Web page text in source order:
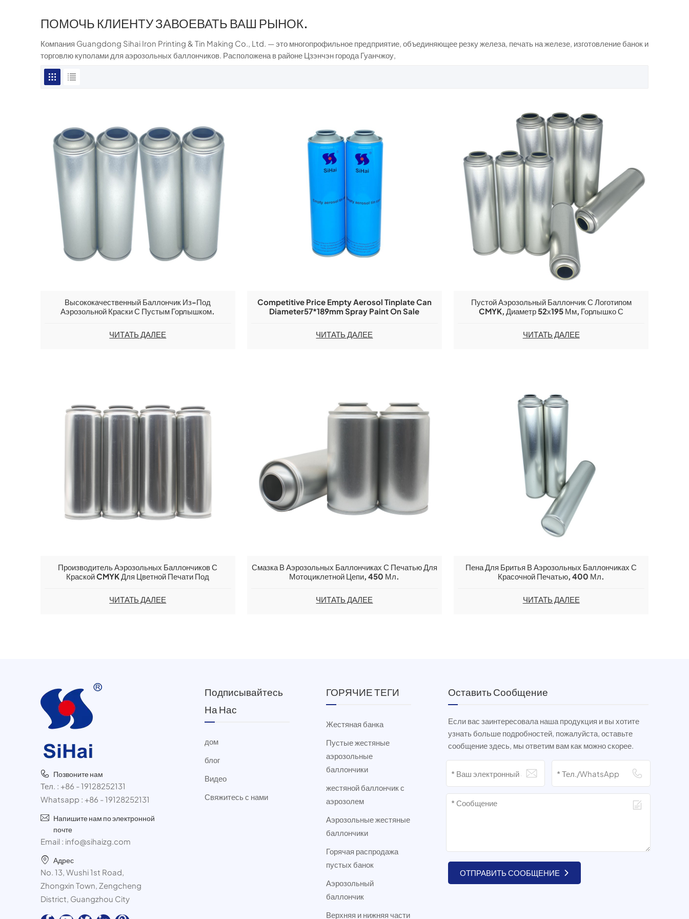
ПОМОЧЬ КЛИЕНТУ ЗАВОЕВАТЬ ВАШ РЫНОК.
Компания Guangdong Sihai Iron Printing & Tin Making Co., Ltd. — это многопрофильное предприятие, объединяющее резку железа, печать на железе, изготовление банок и
торговлю куполами для аэрозольных баллончиков. Расположена в районе Цзэнчэн города Гуанчжоу,
Высококачественный Баллончик Из-Под
Аэрозольной Краски С Пустым Горлышком.
ЧИТАТЬ ДАЛЕЕ
Competitive Price Empty Aerosol Tinplate Can
Diameter57*189mm Spray Paint On Sale
ЧИТАТЬ ДАЛЕЕ
Пустой Аэрозольный Баллончик С Логотипом
CMYK, Диаметр 52х195 Мм, Горлышко С
Воздуха Big Performance.
ЧИТАТЬ ДАЛЕЕ
Производитель Аэрозольных Баллончиков С
Краской CMYK Для Цветной Печати Под
ЧИТАТЬ ДАЛЕЕ
Смазка В Аэрозольных Баллончиках С Печатью Для
Мотоциклетной Цепи, 450 Мл.
ЧИТАТЬ ДАЛЕЕ
Пена Для Бритья В Аэрозольных Баллончиках С
Красочной Печатью, 400 Мл.
ЧИТАТЬ ДАЛЕЕ
Позвоните нам
Тел. : +86 - 19128252131
Whatsapp : +86 - 19128252131
Напишите нам по электронной
почте
Email : info@sihaizg.com
Адрес
No. 13, Wushi 1st Road,
Zhongxin Town, Zengcheng
District, Guangzhou City
Подписывайтесь
На Нас
дом
блог
Видео
Свяжитесь с нами
ГОРЯЧИЕ ТЕГИ
Жестяная банка
Пустые жестяные
аэрозольные
баллончики
жестяной баллончик с
аэрозолем
Аэрозольные жестяные
баллончики
Горячая распродажа
пустых банок
Аэрозольный
баллончик
Верхняя и нижняя части
Оставить Сообщение
Если вас заинтересовала наша продукция и вы хотите
узнать больше подробностей, пожалуйста, оставьте
сообщение здесь, мы ответим вам как можно скорее.
ОТПРАВИТЬ СООБЩЕНИЕ